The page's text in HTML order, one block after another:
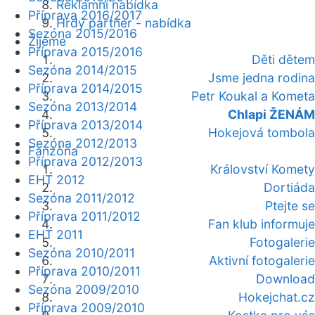
Reklamní nabídka
Hrdý partner - nabídka
Žijeme
Děti dětem
Jsme jedna rodina
Petr Koukal a Kometa
Chlapi ŽENÁM
Hokejová tombola
Fanzóna
Království Komety
Dortiáda
Ptejte se
Fan klub informuje
Fotogalerie
Aktivní fotogalerie
Download
Hokejchat.cz
Příprava 2016/2017
Sezóna 2015/2016
Příprava 2015/2016
Sezóna 2014/2015
Příprava 2014/2015
Sezóna 2013/2014
Příprava 2013/2014
Sezóna 2012/2013
Příprava 2012/2013
EHT 2012
Sezóna 2011/2012
Příprava 2011/2012
EHT 2011
Sezóna 2010/2011
Příprava 2010/2011
Sezóna 2009/2010
Příprava 2009/2010